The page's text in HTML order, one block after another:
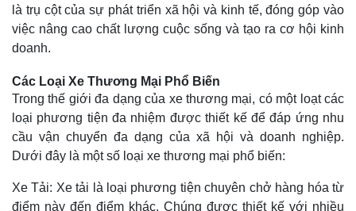
là trụ cột của sự phát triển xã hội và kinh tế, đóng góp vào
việc nâng cao chất lượng cuộc sống và tạo ra cơ hội kinh
doanh.
Các Loại Xe Thương Mại Phổ Biến
Trong thế giới đa dạng của xe thương mại, có một loạt các
loại phương tiện đa nhiệm được thiết kế để đáp ứng nhu
cầu vận chuyển đa dạng của xã hội và doanh nghiệp.
Dưới đây là một số loại xe thương mại phổ biến:
Xe Tải: Xe tải là loại phương tiện chuyên chở hàng hóa từ
điểm này đến điểm khác. Chúng được thiết kế với nhiều